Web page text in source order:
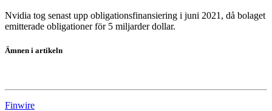
Nvidia tog senast upp obligationsfinansiering i juni 2021, då bolaget
emitterade obligationer för 5 miljarder dollar.
Ämnen i artikeln
Finwire